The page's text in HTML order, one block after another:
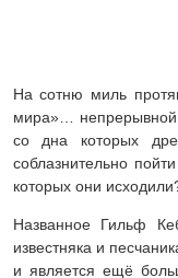
На сотню миль
мира»… непрерывной
со дна которых
соблазнительно
которых они
Названное Гильф
известняка и
и является ещё